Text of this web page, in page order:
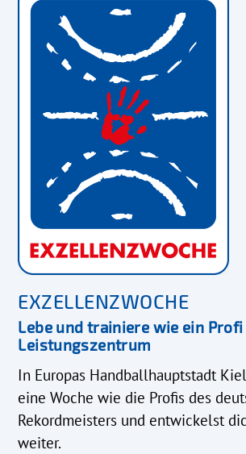
EXZELLENZWOCHE
Lebe und trainiere wie ein Profi
Leistungszentrum
In Europas Handballhauptstadt
eine Woche wie die Profis des
Rekordmeisters und entwickelst
weiter.